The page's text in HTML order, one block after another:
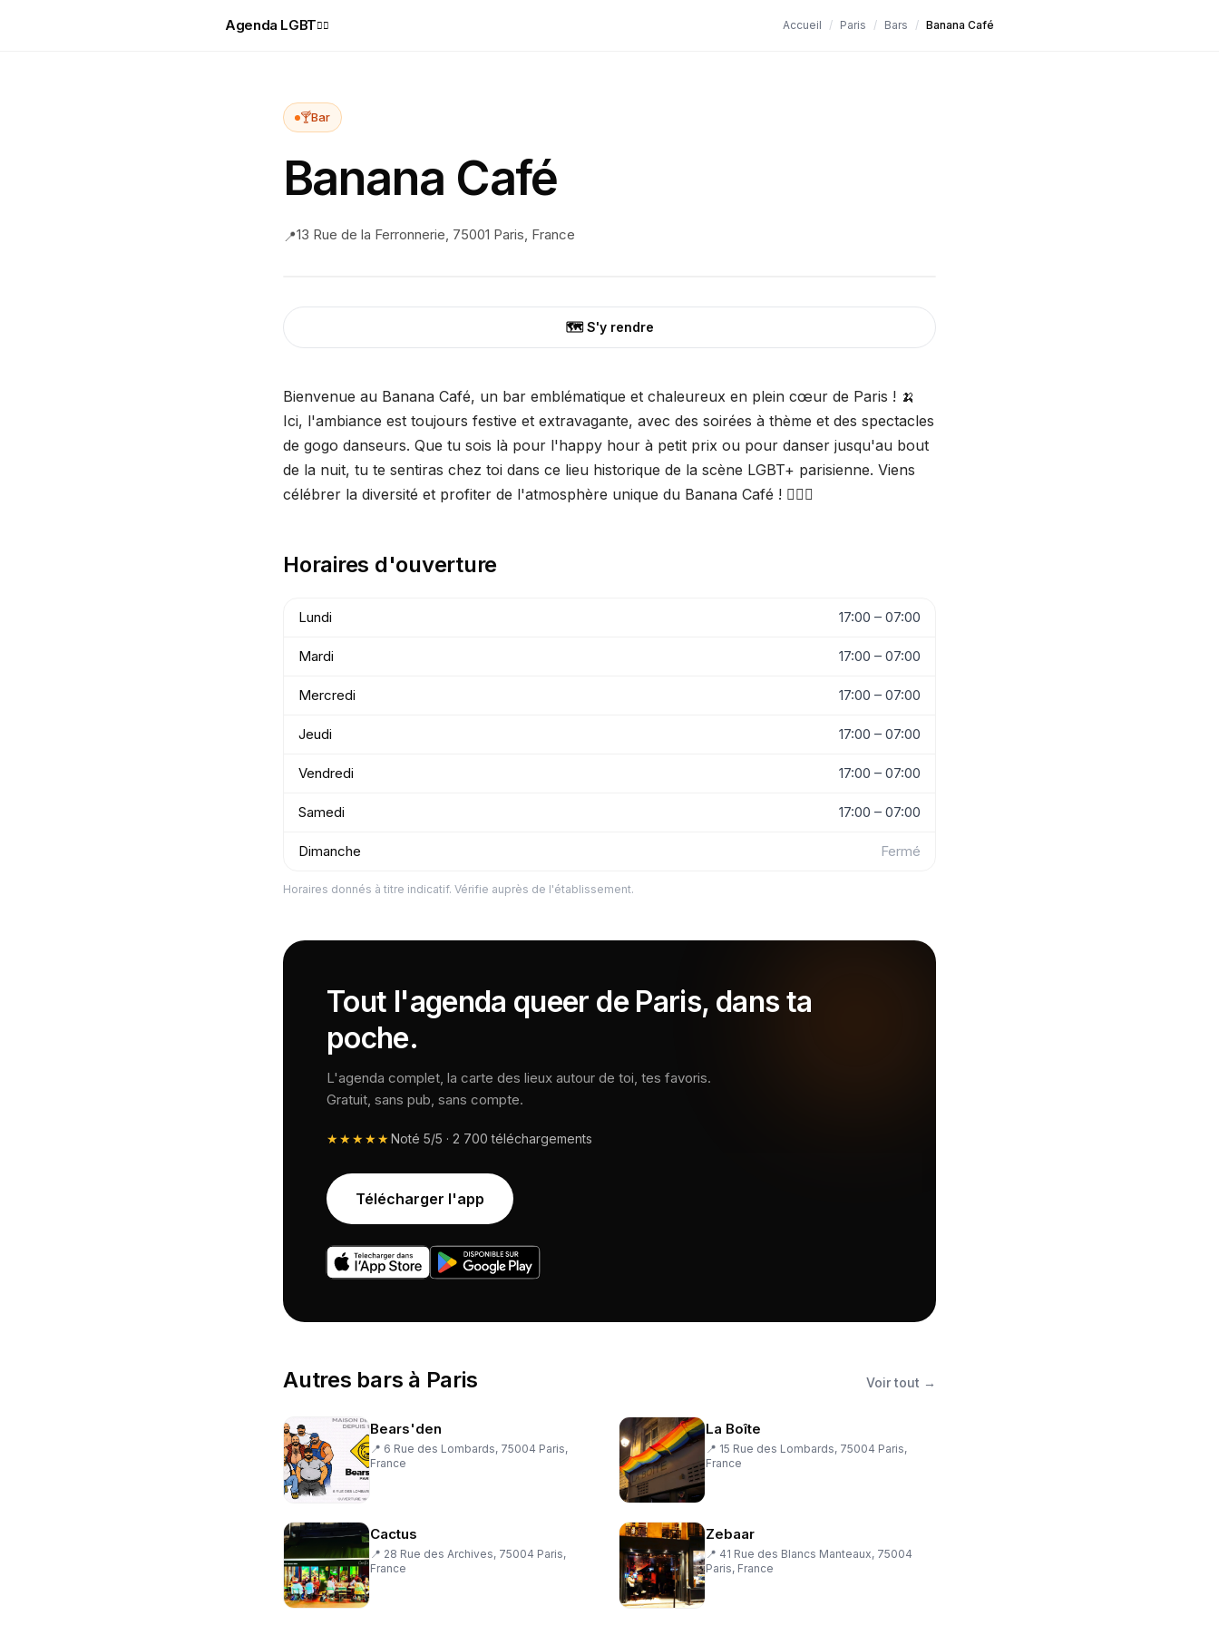
Agenda LGBT🏳️‍🌈 Accueil / Paris / Bars / Banana Café
🍸Bar
Banana Café
📍13 Rue de la Ferronnerie, 75001 Paris, France
🗺️ S'y rendre
Bienvenue au Banana Café, un bar emblématique et chaleureux en plein cœur de Paris ! 🍌
Ici, l'ambiance est toujours festive et extravagante, avec des soirées à thème et des spectacles
de gogo danseurs. Que tu sois là pour l'happy hour à petit prix ou pour danser jusqu'au bout
de la nuit, tu te sentiras chez toi dans ce lieu historique de la scène LGBT+ parisienne. Viens
célébrer la diversité et profiter de l'atmosphère unique du Banana Café ! 🏳️‍🌈🎉
Horaires d'ouverture
Lundi 17:00 – 07:00
Mardi 17:00 – 07:00
Mercredi 17:00 – 07:00
Jeudi 17:00 – 07:00
Vendredi 17:00 – 07:00
Samedi 17:00 – 07:00
Dimanche Fermé
Horaires donnés à titre indicatif. Vérifie auprès de l'établissement.
Tout l'agenda queer de Paris, dans ta
poche.
L'agenda complet, la carte des lieux autour de toi, tes favoris.
Gratuit, sans pub, sans compte.
★★★★★Noté 5/5 · 2 700 téléchargements
Télécharger l'app
Autres bars à Paris Voir tout →
Bears'den
📍 6 Rue des Lombards, 75004 Paris,
France
La Boîte
📍 15 Rue des Lombards, 75004 Paris,
France
Cactus
📍 28 Rue des Archives, 75004 Paris,
France
Zebaar
📍 41 Rue des Blancs Manteaux, 75004
Paris, France